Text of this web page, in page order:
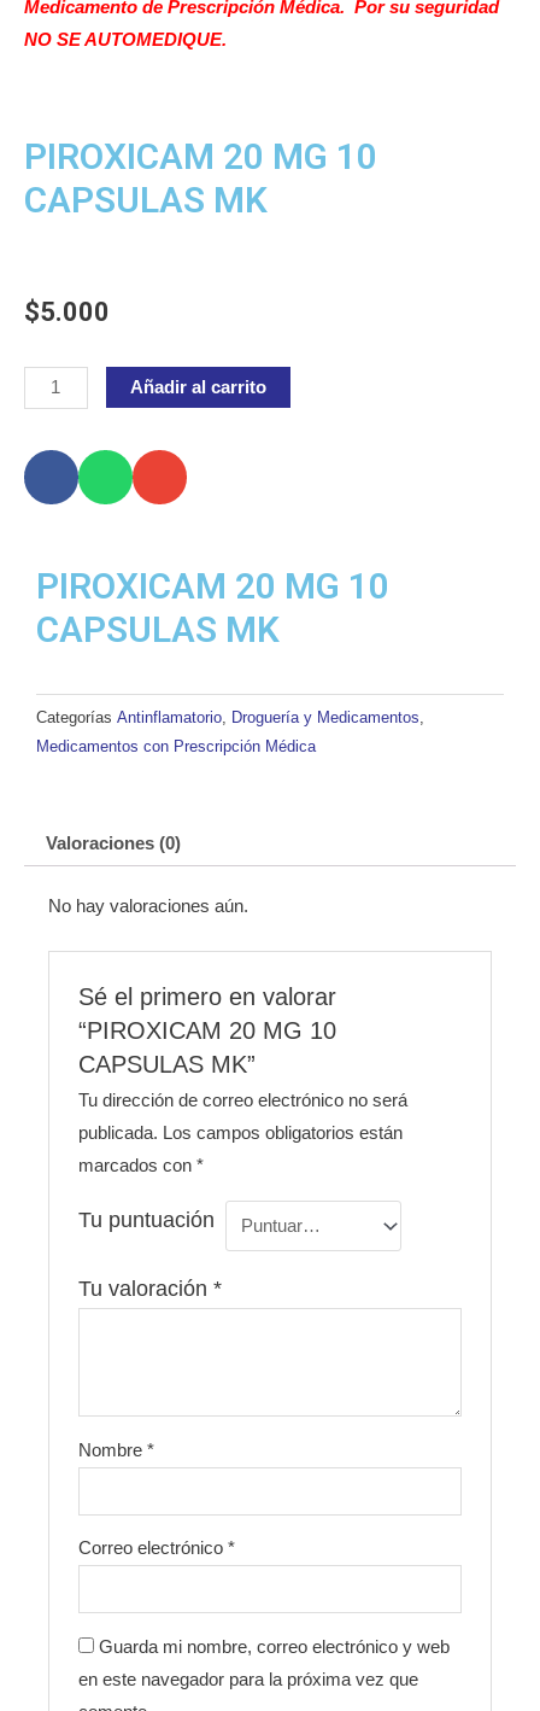
Medicamento de Prescripción Médica. Por su seguridad
NO SE AUTOMEDIQUE.
PIROXICAM 20 MG 10
CAPSULAS MK
$5.000
PIROXICAM
20
MG
10
CAPSULAS
cantidad
Añadir al carrito
PIROXICAM 20 MG 10
CAPSULAS MK
Categorías Antinflamatorio Droguería y Medicamentos
Medicamentos con Prescripción Médica
Valoraciones (0)
No hay valoraciones aún.
Sé el primero en valorar
“PIROXICAM 20 MG 10
CAPSULAS MK”
Tu dirección de correo electrónico no será
publicada. Los campos obligatorios están
marcados con*
Tu puntuación
Tu valoración*
Nombre*
Correo electrónico*
Guarda mi nombre, correo electrónico y web
en este navegador para la próxima vez que